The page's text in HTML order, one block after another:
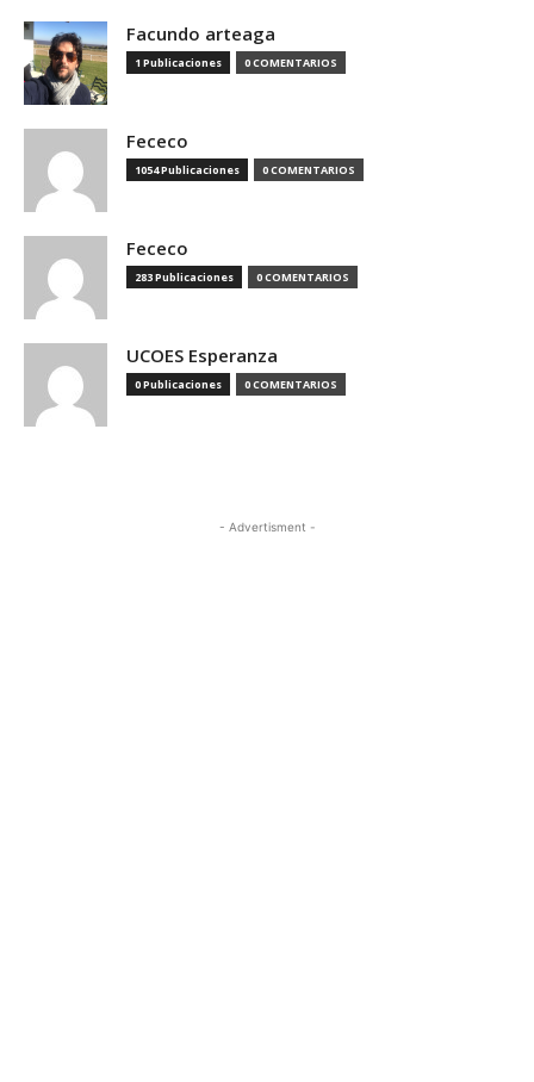
Facundo arteaga
1 Publicaciones 0 COMENTARIOS
Fececo
1054 Publicaciones 0 COMENTARIOS
Fececo
283 Publicaciones 0 COMENTARIOS
UCOES Esperanza
0 Publicaciones 0 COMENTARIOS
- Advertisment -